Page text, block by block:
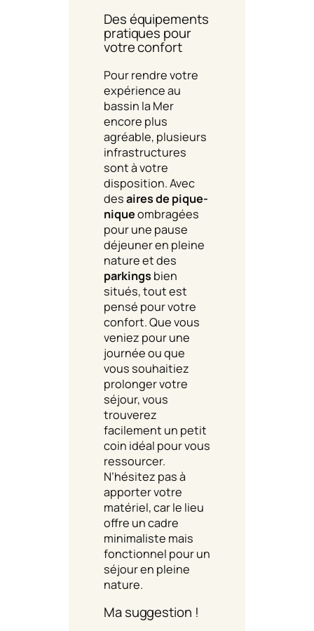
Des équipements
pratiques pour
votre confort
Pour rendre votre
expérience au
bassin la Mer
encore plus
agréable, plusieurs
infrastructures
sont à votre
disposition. Avec
desaires de pique-
niqueombragées
pour une pause
déjeuner en pleine
nature et des
parkings bien
situés, tout est
pensé pour votre
confort. Que vous
veniez pour une
journée ou que
vous souhaitiez
prolonger votre
séjour, vous
trouverez
facilement un petit
coin idéal pour vous
ressourcer.
N’hésitez pas à
apporter votre
matériel, car le lieu
offre un cadre
minimaliste mais
fonctionnel pour un
séjour en pleine
nature.
Ma suggestion !